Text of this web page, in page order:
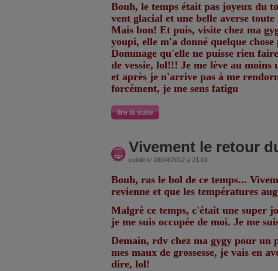
Bouh, le temps était pas joyeux du
vent glacial et une belle averse
Mais bon! Et puis, visite chez ma
youpi, elle m'a donné quelque chose
Dommage qu'elle ne puisse rien
de vessie, lol!!! Je me lève au moins
et après je n'arrive pas à me
forcément, je me sens fatigu
lire la suite
Vivement le retour
publié le 16/04/2012 à 21:01
Bouh, ras le bol de ce temps...
revienne et que les températures
Malgrè ce temps, c'était une super
je me suis occupée de moi. Je me
Demain, rdv chez ma gygy pour un
mes maux de grossesse, je vais en
dire, lol!